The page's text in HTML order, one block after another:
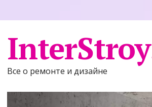
Все о ремонте и дизайне